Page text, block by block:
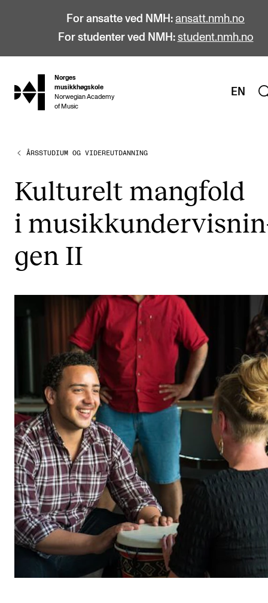
For ansatte ved NMH: ansatt.nmh.no
For studenter ved NMH: student.nmh.no
hjem
Norges
musikkhøgskole
Norwegian Academy
of Music
EN
STUDIER
Bachelor
Master
Årsstudium og videreutdanning
STUDENTLIV
Søknad og opptak
Biblioteket
Fagmiljøer
Salane våre
Studentutvalet SUT (student.nmh.no)
FORSKNING
CERM
CREMAH
ÅRSSTUDIUM OG VIDEREUTDANNING
Kul­tu­relt mang­fold
i
gen II